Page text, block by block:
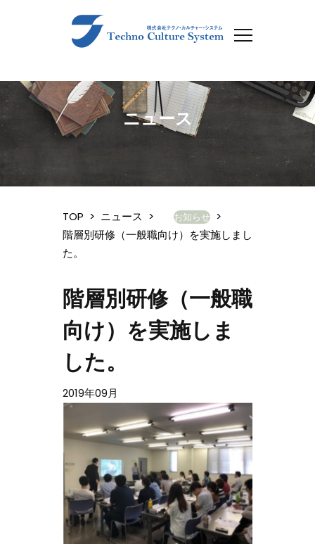
ニュース
TOP > ニュース > お知らせ >
階層別研修（一般職向け）を実施しまし
た。
階層別研修（一般職
向け）を実施しま
した。
2019年09月